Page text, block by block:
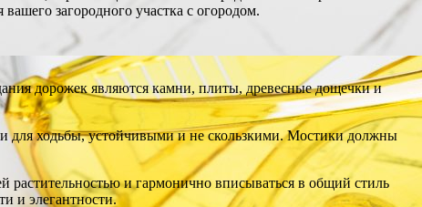
загородного участка с огородом.
дорожек являются камни, плиты, древесные дощечки и
для ходьбы, устойчивыми и не скользкими. Мостики должны
растительностью и гармонично вписываться в общий стиль
и элегантности.